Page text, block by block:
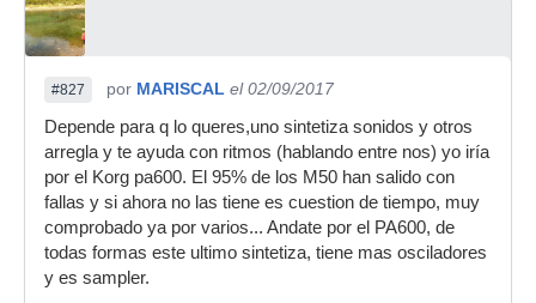
#827 por MARISCAL el 02/09/2017
Depende para q lo queres,uno sintetiza sonidos y otros
arregla y te ayuda con ritmos (hablando entre nos) yo iría
por el Korg pa600. El 95% de los M50 han salido con
fallas y si ahora no las tiene es cuestion de tiempo, muy
comprobado ya por varios... Andate por el PA600, de
todas formas este ultimo sintetiza, tiene mas osciladores
y es sampler.